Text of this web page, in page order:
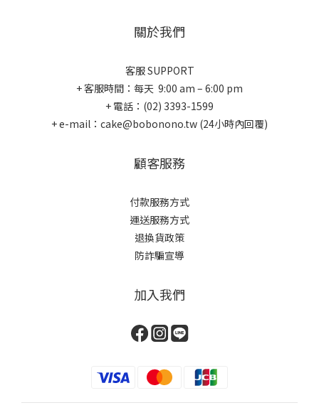
關於我們
客服 SUPPORT
+ 客服時間：每天 9:00 am – 6:00 pm
+ 電話：(02) 3393-1599
+ e-mail：cake@bobonono.tw (24小時內回覆)
顧客服務
付款服務方式
運送服務方式
退換貨政策
防詐騙宣導
加入我們